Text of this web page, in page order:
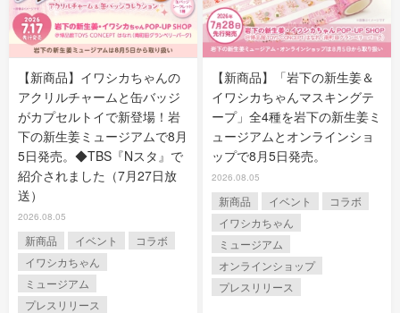
採用情報 本社所在地
> メディア掲載
> その他
岩下の新生姜について 岩下のらっきょうにつ
岩下の新生姜万年筆インク 書く描くコンテ
スト
岩下の新生姜Sing＆
～ニュージンジャーイ
【新商品】イワシカちゃんの
アクリルチャームと缶バッジ
がカプセルトイで新登場！岩
下の新生姜ミュージアムで8月
5日発売。◆TBS『Nスタ』で
紹介されました（7月27日放
送）
2026.08.05
新商品 イベント
コラボ
イワシカちゃん
ミュージアム
プレスリリース
【新商品】「岩下の新生姜＆
イワシカちゃんマスキングテ
ープ」全4種を岩下の新生姜ミ
ュージアムとオンラインショ
ップで8月5日発売。
2026.08.05
新商品 イベント
コラボ
イワシカちゃん
ミュージアム
オンラインショップ
プレスリリース